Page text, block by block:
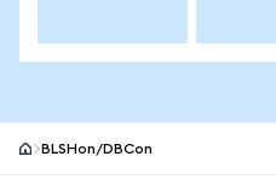
BLSHon/DBCon